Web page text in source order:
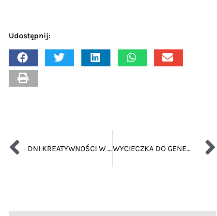
Udostępnij:
DNI KREATYWNOŚCI W ANSALDO WYCIECZKA DO GENEWY – ZWIEDZANIE PAŁACU ORGANIZACJI NARODÓW ZJEDNOCZONYCH